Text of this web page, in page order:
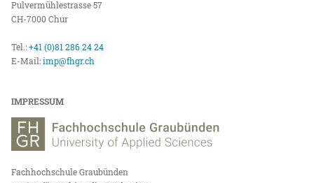
Pulvermühlestrasse 57
CH-7000 Chur
Tel.:+41 (0)81 286 24 24
E-Mail:imp@fhgr.ch
IMPRESSUM
Fachhochschule Graubünden